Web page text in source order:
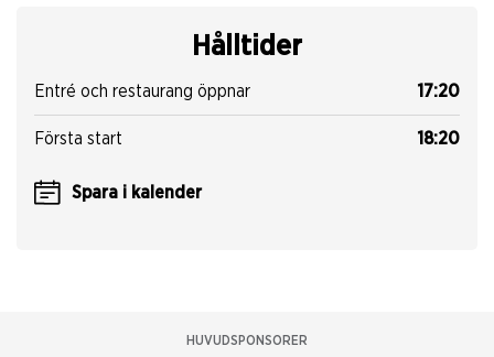
Hålltider
Entré och restaurang öppnar 17:20
Första start 18:20
Spara i kalender
HUVUDSPONSORER